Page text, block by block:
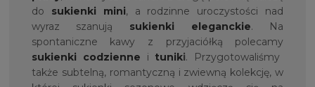
do sukienki mini, a rodzinne uroczystości nad
wyraz szanują sukienki eleganckie. Na
spontaniczne kawy z przyjaciółką polecamy
sukienki codzienne i tuniki. Przygotowaliśmy
także subtelną, romantyczną i zwiewną kolekcję, w